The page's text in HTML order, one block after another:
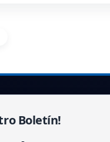
Boletín!